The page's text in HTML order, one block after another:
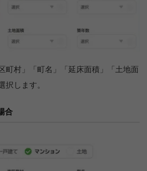
町村」「町名」「延床面積」「土地面
択します。
合